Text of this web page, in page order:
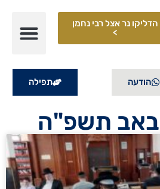
הדליקו נר אצל רבי נחמן
>
הודעה תפילה
תשפ"ה